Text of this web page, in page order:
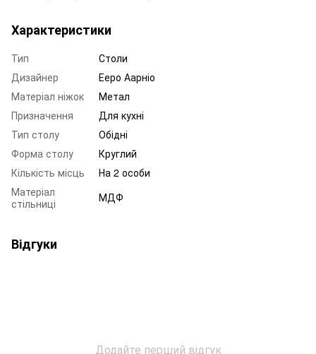
Характеристики
Тип
Столи
Дизайнер
Ееро Аарніо
Матеріал ніжок
Метал
Призначення
Для кухні
Тип столу
Обідні
Форма столу
Круглий
Кількість місць
На 2 особи
Матеріал
стільниці
МДФ
Відгуки
Додайте перший відгук